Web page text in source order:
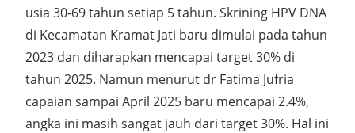
usia 30-69 tahun setiap 5 tahun. Skrining HPV DNA
di Kecamatan Kramat Jati baru dimulai pada tahun
2023 dan diharapkan mencapai target 30% di
tahun 2025. Namun menurut dr Fatima Jufria
capaian sampai April 2025 baru mencapai 2.4%,
angka ini masih sangat jauh dari target 30%. Hal ini